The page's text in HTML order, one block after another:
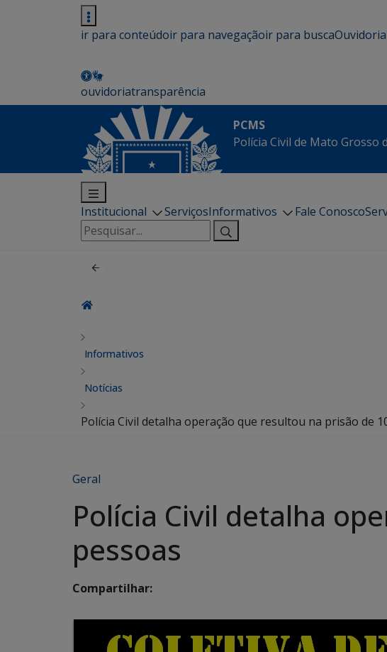
ir para conteúdoir para navegaçãoir para buscaOuvidoria
ouvidoriatransparência
PCMS
Polícia Civil de Mato Grosso
Institucional ServiçosInformativos Fale Conosco
Pesquisar
por:
Informativos
Notícias
Polícia Civil detalha operação que resultou na prisão de
Geral
Polícia Civil detalha
pessoas
Compartilhar: